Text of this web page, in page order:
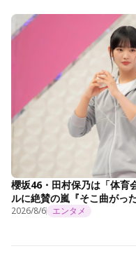
櫻坂46・田村保乃は「体育
ルに絶賛の嵐『そこ曲がっ
2026/8/6 エンタメ